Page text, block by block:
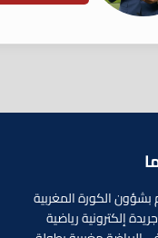
الكورة المغربية
إلكترونية رياضية